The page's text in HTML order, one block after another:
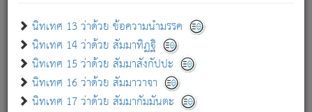
นิทเทศ 13 ว่าด้วย ข้อความนำมรรค
นิทเทศ 14 ว่าด้วย สัมมาทิฏฐิ
นิทเทศ 15 ว่าด้วย สัมมาสังกัปปะ
นิทเทศ 16 ว่าด้วย สัมมาวาจา
นิทเทศ 17 ว่าด้วย สัมมากัมมันตะ
เกี่ยวกับธรรมโฆษณ์ออนไลน์ (Disclaimer)
แม้ระบบ "ธรรมโฆษณ์ออนไลน์" พยายามปรับปรุงข้อมูลให้ถูกต้องมากที่สุด
ผู้ศึกษาก็พึงตรวจสอบกับตัวเล่มหนังสือต้นฉบับ ที่มีการพิมพ์ครั้งล่าสุด
ก่อนนำข้อมูลไปใช้ในการอ้างอิง"
เกี่ยวกับอัตถจารี|เกี่ยวกับการพัฒนา|แจ้งข้อผิดพลาด / แนะนำ